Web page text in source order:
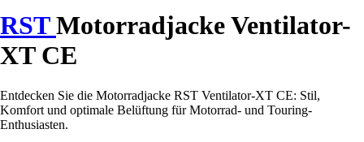
RSTMotorradjacke Ventilator-
XT CE
Entdecken Sie die Motorradjacke RST Ventilator-XT CE: Stil,
Komfort und optimale Belüftung für Motorrad- und Touring-
Enthusiasten.